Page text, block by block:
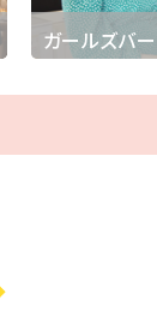
ガールズバー